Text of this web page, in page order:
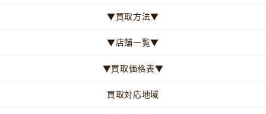
▼買取方法▼
▼店舗一覧▼
▼買取価格表▼
買取対応地域